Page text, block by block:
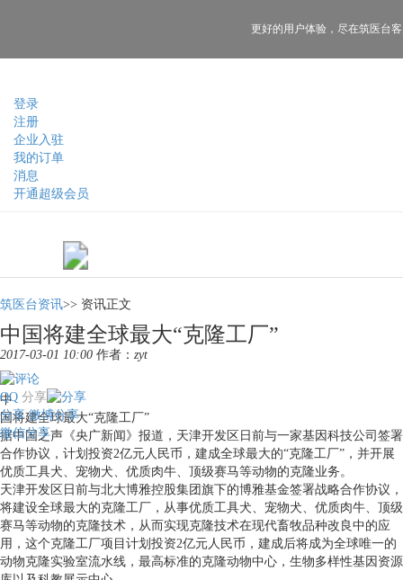
登录
注册
企业入驻
我的订单
消息
开通超级会员
更好的用户体验， 尽在筑医台
筑医台资讯>> 资讯正文
中国将建全球最大“克隆工厂”
2017-03-01 10:00 作者： zyt
分享
QQ
分享 微博分享
微信分享
中
国将建全球最大“克隆工厂”
据中国之声《央广新闻》报道，天津开发区日前与一家基因科技公司签署
合作协议，计划投资2亿元人民币，建成全球最大的“克隆工厂”，并开展
优质工具犬、宠物犬、优质肉牛、顶级赛马等动物的克隆业务。
天津开发区日前与北大博雅控股集团旗下的博雅基金签署战略合作协议，
将建设全球最大的克隆工厂，从事优质工具犬、宠物犬、优质肉牛、顶级
赛马等动物的克隆技术，从而实现克隆技术在现代畜牧品种改良中的应
用，这个克隆工厂项目计划投资2亿元人民币，建成后将成为全球唯一的
动物克隆实验室流水线，最高标准的克隆动物中心，生物多样性基因资源